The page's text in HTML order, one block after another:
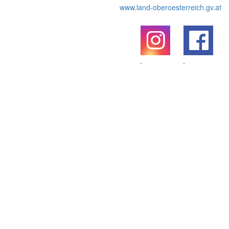
www.land-oberoesterreich.gv.at
.
.